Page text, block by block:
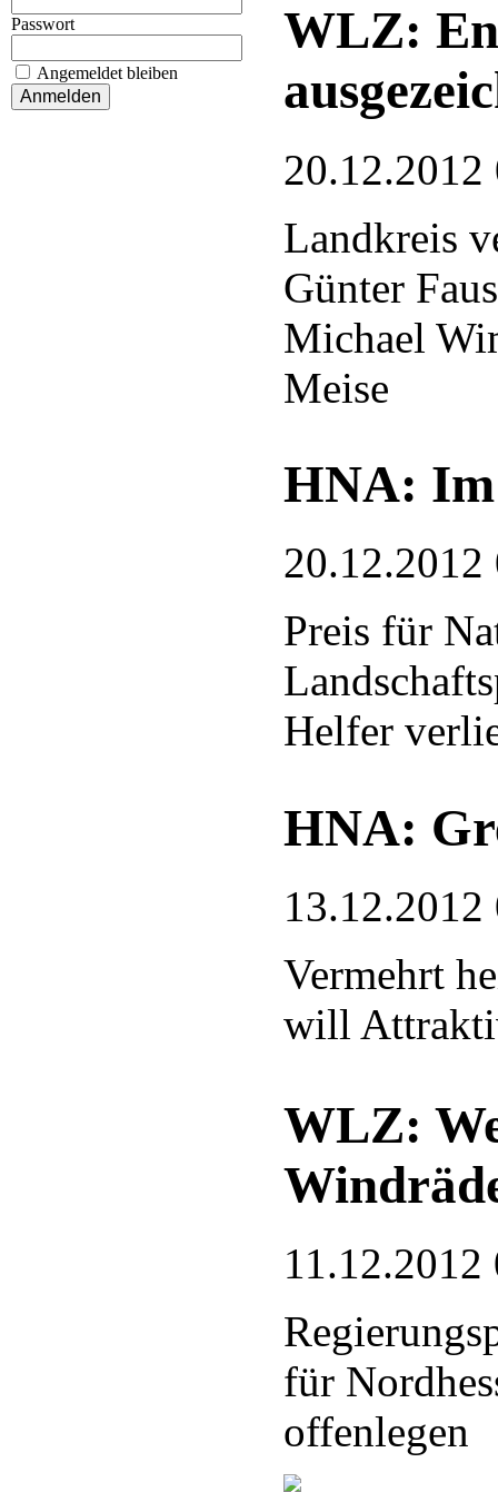
Passwort
Angemeldet bleiben
WLZ:
20.12.2012
Landkreis
Günter
Michael
Meise
HNA:
20.12.2012
Preis für
Helfer
HNA:
13.12.2012
Vermehrt
will
WLZ:
11.12.2012
für
offenlegen